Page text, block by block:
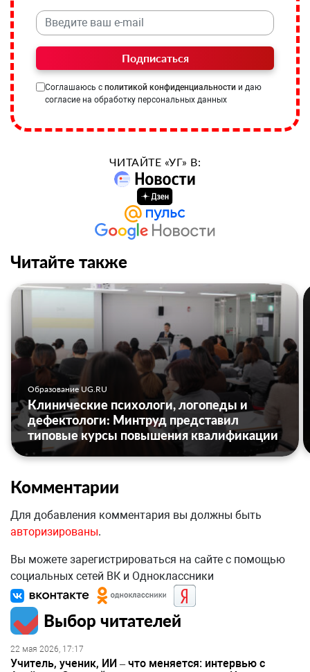
Подписаться
Соглашаюсь с политикой конфиденциальности и даю
согласие на обработку персональных данных
ЧИТАЙТЕ «УГ» В:
Читайте также
Образование UG.RU
Клинические психологи, логопеды и
дефектологи: Минтруд представил
типовые курсы повышения квалификации
Комментарии
Для добавления комментария вы должны быть
авторизированы.
Вы можете зарегистрироваться на сайте с помощью
социальных сетей ВК и Одноклассники
Выбор читателей
22 мая 2026, 17:17
Учитель, ученик, ИИ – что меняется: интервью с